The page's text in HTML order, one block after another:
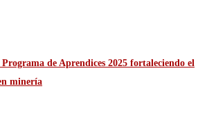
de Aprendices 2025 fortaleciendo el
minería